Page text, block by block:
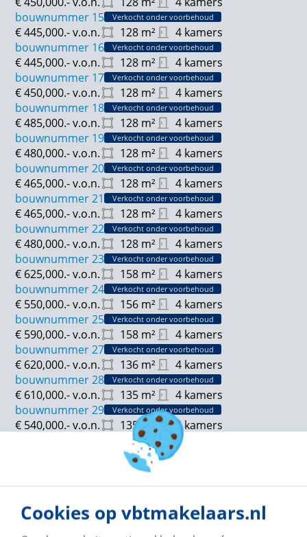
bouwnummer 15
Verkocht onder voorbehoud
128 m² 4 kamers
€ 445,000.-v.o.n.
bouwnummer 16
Verkocht onder voorbehoud
128 m² 4 kamers
€ 445,000.-v.o.n.
bouwnummer 17
Verkocht onder voorbehoud
128 m² 4 kamers
€ 450,000.-v.o.n.
bouwnummer 18
Verkocht onder voorbehoud
128 m² 4 kamers
€ 485,000.-v.o.n.
bouwnummer 19
Verkocht onder voorbehoud
128 m² 4 kamers
€ 480,000.-v.o.n.
bouwnummer 20
Verkocht onder voorbehoud
128 m² 4 kamers
€ 465,000.-v.o.n.
bouwnummer 21
Verkocht onder voorbehoud
128 m² 4 kamers
€ 465,000.-v.o.n.
bouwnummer 22
Verkocht onder voorbehoud
128 m² 4 kamers
€ 480,000.-v.o.n.
bouwnummer 23
Verkocht onder voorbehoud
158 m² 4 kamers
€ 625,000.-v.o.n.
bouwnummer 24
Verkocht onder voorbehoud
156 m² 4 kamers
€ 550,000.-v.o.n.
bouwnummer 25
Verkocht onder voorbehoud
158 m² 4 kamers
€ 590,000.-v.o.n.
bouwnummer 27
Verkocht onder voorbehoud
136 m² 4 kamers
€ 620,000.-v.o.n.
bouwnummer 28
Verkocht onder voorbehoud
135 m² 4 kamers
€ 610,000.-v.o.n.
bouwnummer 29
Verkocht onder voorbehoud
135 m² 4 kamers
€ 540,000.-v.o.n.
Verkocht onder voorbehoud
135m² 4 kamers
135m² 4 kamers
€ 540,000.-v.o.n.
137m² 4 kamers
€ 525,000.-v.o.n.
Cookies op vbtmakelaars.nl